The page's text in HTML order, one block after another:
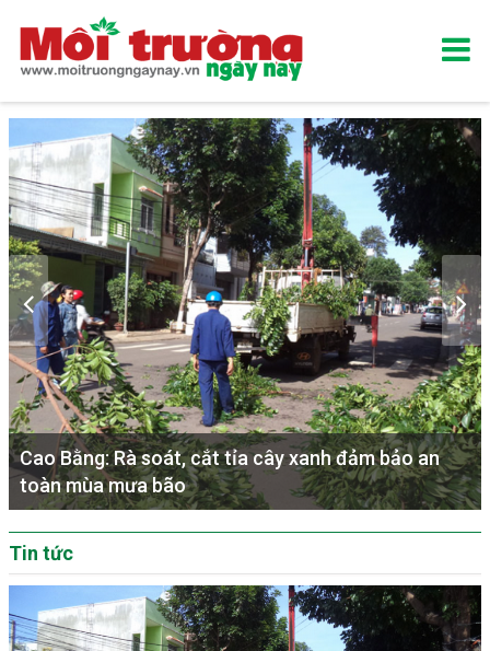
Cao Bằng: Rà soát, cắt tỉa cây xanh đảm bảo an
toàn mùa mưa bão
Tin tức